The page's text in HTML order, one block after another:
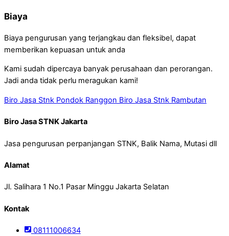
Biaya
Biaya pengurusan yang terjangkau dan fleksibel, dapat
memberikan kepuasan untuk anda
Kami sudah dipercaya banyak perusahaan dan perorangan.
Jadi anda tidak perlu meragukan kami!
Biro Jasa Stnk Pondok Ranggon Biro Jasa Stnk Rambutan
Biro Jasa STNK Jakarta
Jasa pengurusan perpanjangan STNK, Balik Nama, Mutasi dll
Alamat
Jl. Salihara 1 No.1 Pasar Minggu Jakarta Selatan
Kontak
08111006634